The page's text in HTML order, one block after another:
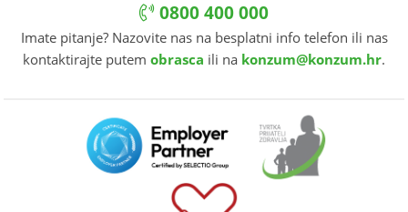
0800 400 000
Imate pitanje? Nazovite nas na besplatni info telefon ili nas
kontaktirajte putem obrasca ili na konzum@konzum.hr.